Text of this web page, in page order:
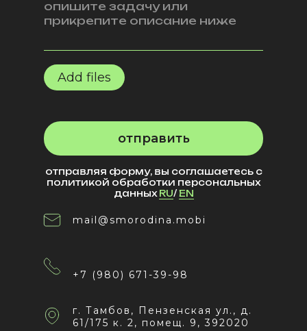
Add files
отправить
отправляя форму, вы соглашаетесь с
политикой обработки персональных
данныхRU/EN
г. Тамбов, Пензенская ул., д.
61/175 к. 2, помещ. 9, 392020
+7 (980) 671-39-98
mail@smorodina.mobi